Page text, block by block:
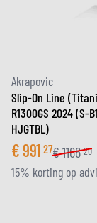
Akrapovic
Slip-On Line
R1300GS 2024 (S-
HJGTBL)
€991 27€1166 20
15% korting op